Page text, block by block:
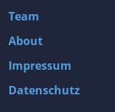
Team
About
Impressum
Datenschutz